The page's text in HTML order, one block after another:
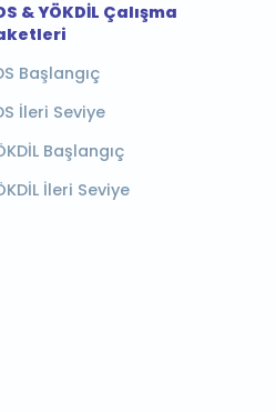
& YÖKDİL Çalışma
Başlangıç
İleri Seviye
Başlangıç
İleri Seviye